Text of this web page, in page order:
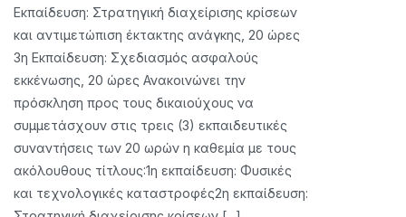
OF
INTEREST
FOR
BENEFICIARIES
TO
PARTICIPATE
IN
THREE
(3)
Εκπαίδευση: Στρατηγική διαχείρισης κρίσεων
και αντιμετώπιση έκτακτης ανάγκης, 20 ώρες
3η Εκπαίδευση: Σχεδιασμός ασφαλούς
εκκένωσης, 20 ώρες Ανακοινώνει την
πρόσκληση προς τους δικαιούχους να
συμμετάσχουν στις τρεις (3) εκπαιδευτικές
συναντήσεις των 20 ωρών η καθεμία με τους
ακόλουθους τίτλους:1η εκπαίδευση: Φυσικές
και τεχνολογικές καταστροφές2η εκπαίδευση: